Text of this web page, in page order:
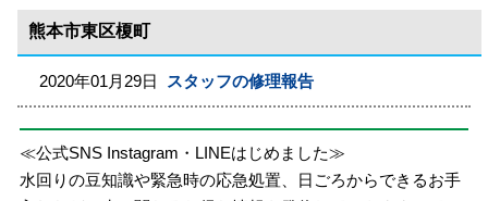
熊本市東区榎町
2020年01月29日 スタッフの修理報告
≪公式SNS Instagram・LINEはじめました≫
水回りの豆知識や緊急時の応急処置、日ごろからできるお手